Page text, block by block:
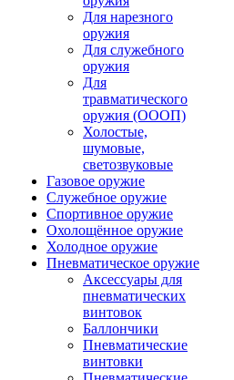
Для нарезного
оружия
Для служебного
оружия
Для
травматического
оружия (ОООП)
Холостые,
шумовые,
светозвуковые
Газовое оружие
Служебное оружие
Спортивное оружие
Охолощённое оружие
Холодное оружие
Пневматическое оружие
Аксессуары для
пневматических
винтовок
Баллончики
Пневматические
винтовки